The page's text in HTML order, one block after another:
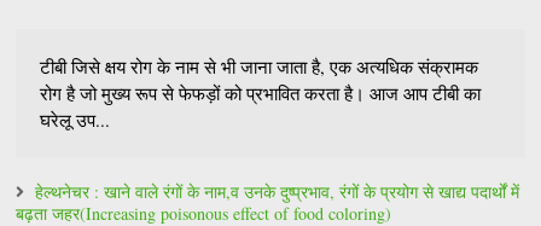
टीबी जिसे क्षय रोग के नाम से भी जाना जाता है, एक अत्यधिक संक्रामक
रोग है जो मुख्य रूप से फेफड़ों को प्रभावित करता है। आज आप टीबी का
घरेलू उप...
हेल्थनेचर : खाने वाले रंगों के नाम,व उनके दुष्प्रभाव, रंगों के प्रयोग से खाद्य पदार्थों में
बढ़ता जहर(Increasing poisonous effect of food coloring)